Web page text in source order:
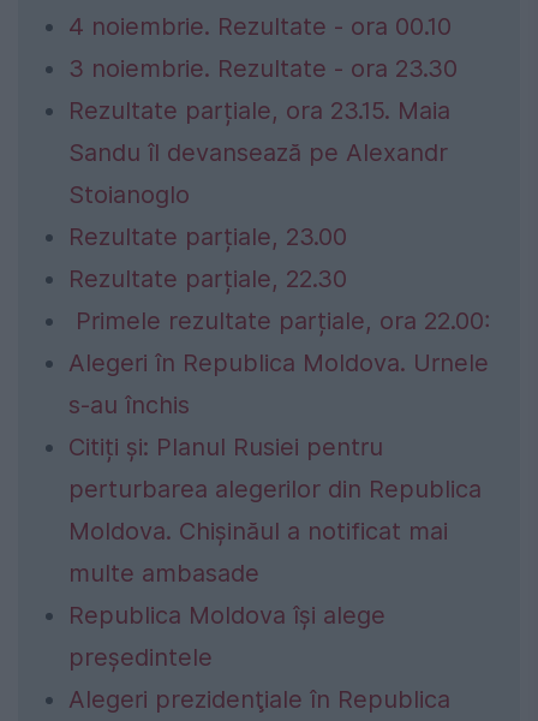
4 noiembrie. Rezultate - ora 00.10
3 noiembrie. Rezultate - ora 23.30
Rezultate parțiale, ora 23.15. Maia
Sandu îl devansează pe Alexandr
Stoianoglo
Rezultate parțiale, 23.00
Rezultate parțiale, 22.30
Primele rezultate parțiale, ora 22.00:
Alegeri în Republica Moldova. Urnele
s-au închis
Citiți și: Planul Rusiei pentru
perturbarea alegerilor din Republica
Moldova. Chișinăul a notificat mai
multe ambasade
Republica Moldova își alege
președintele
Alegeri prezidenţiale în Republica